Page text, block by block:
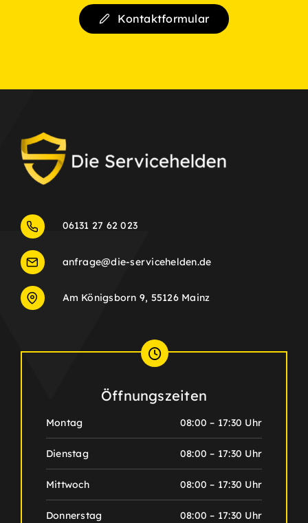
Kontaktformular
06131 27 62 023
anfrage@die-servicehelden.de
Am Königsborn 9, 55126 Mainz
Öffnungszeiten
Montag 08:00 – 17:30 Uhr
Dienstag 08:00 – 17:30 Uhr
Mittwoch 08:00 – 17:30 Uhr
Donnerstag 08:00 – 17:30 Uhr